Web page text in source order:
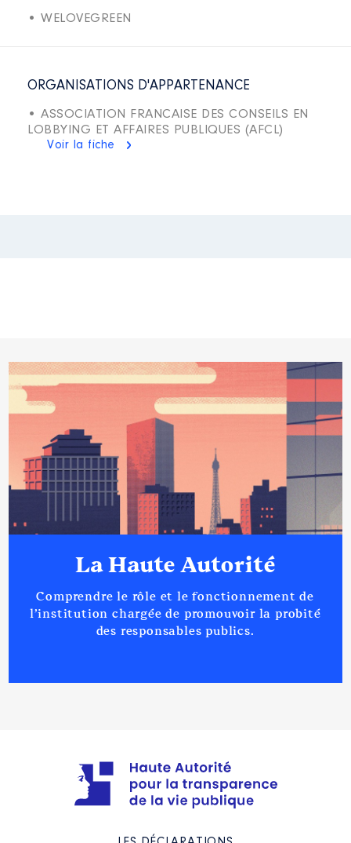
• WELOVEGREEN
ORGANISATIONS D'APPARTENANCE
• ASSOCIATION FRANCAISE DES CONSEILS EN
LOBBYING ET AFFAIRES PUBLIQUES (AFCL)
Voir la fiche
La Haute Autorité
Comprendre le rôle et le fonctionnement de
l’institution chargée de promouvoir la probité
des responsables publics.